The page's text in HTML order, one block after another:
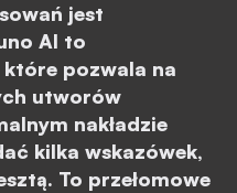
jest
AI to
które pozwala na
utworów
nakładzie
kilka wskazówek,
To przełomowe